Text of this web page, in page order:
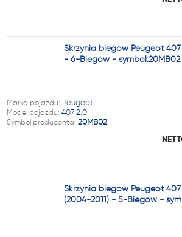
Skrzynia biegów Peugeot
- 6-Biegów - symbol:20MB02
Marka pojazdu: Peugeot
Model pojazdu: 407 2.0
Symbol producenta: 20MB02
Skrzynia biegów Peugeot
(2004-2011) - 5-Biegów -